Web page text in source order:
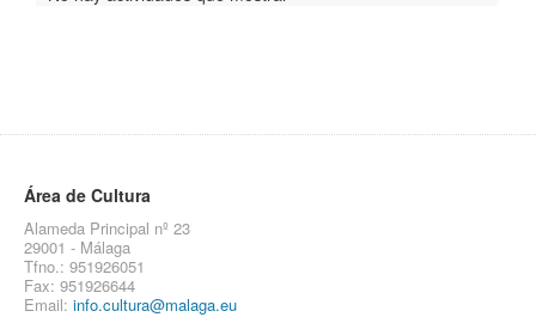
Área de Cultura
Alameda Principal nº 23
29001 - Málaga
Tfno.: 951926051
Fax: 951926644
Email: info.cultura@malaga.eu